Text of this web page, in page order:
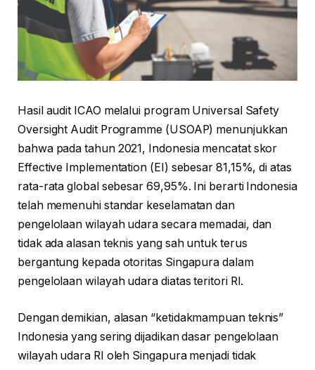
Hasil audit ICAO melalui program Universal Safety
Oversight Audit Programme (USOAP) menunjukkan
bahwa pada tahun 2021, Indonesia mencatat skor
Effective Implementation (EI) sebesar 81,15%, di atas
rata-rata global sebesar 69,95%. Ini berarti Indonesia
telah memenuhi standar keselamatan dan
pengelolaan wilayah udara secara memadai, dan
tidak ada alasan teknis yang sah untuk terus
bergantung kepada otoritas Singapura dalam
pengelolaan wilayah udara diatas teritori RI.
Dengan demikian, alasan “ketidakmampuan teknis”
Indonesia yang sering dijadikan dasar pengelolaan
wilayah udara RI oleh Singapura menjadi tidak